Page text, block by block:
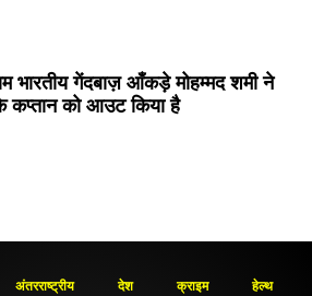
भारतीय गेंदबाज़ आँकड़े मोहम्मद शमी ने
कप्तान को आउट किया है
अंतरराष्ट्रीय देश क्राइम
हेल्थ